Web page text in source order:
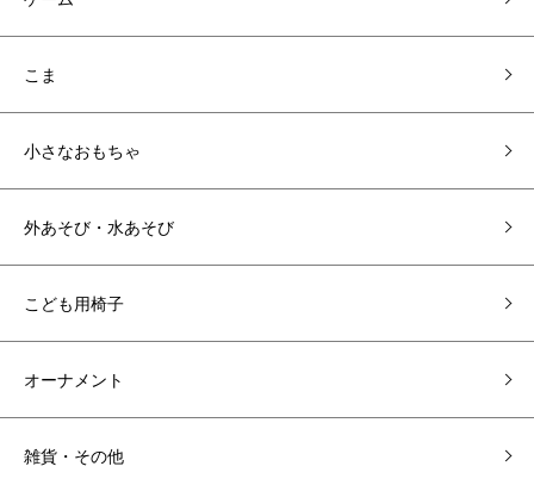
こま
小さなおもちゃ
外あそび・水あそび
こども用椅子
オーナメント
雑貨・その他